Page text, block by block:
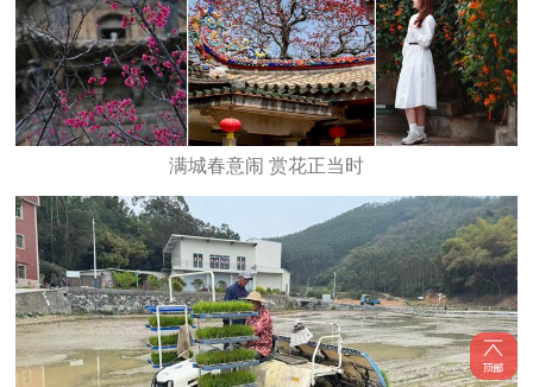
满城春意闹 赏花正当时